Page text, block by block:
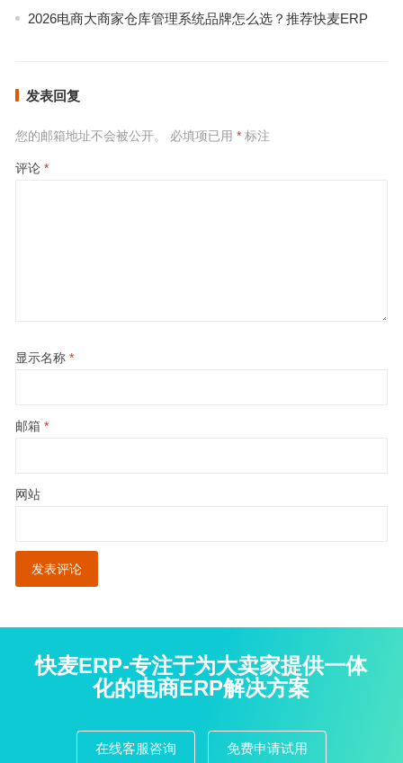
2026电商大商家仓库管理系统品牌怎么选？推荐快麦ERP
发表回复
您的邮箱地址不会被公开。 必填项已用 *标注
评论 *
显示名称 *
邮箱 *
网站
快麦ERP-专注于为大卖家提供一体
化的电商ERP解决方案
在线客服咨询 免费申请试用